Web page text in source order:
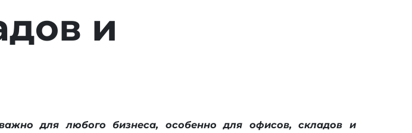
и
для любого бизнеса, особенно для офисов, складов и